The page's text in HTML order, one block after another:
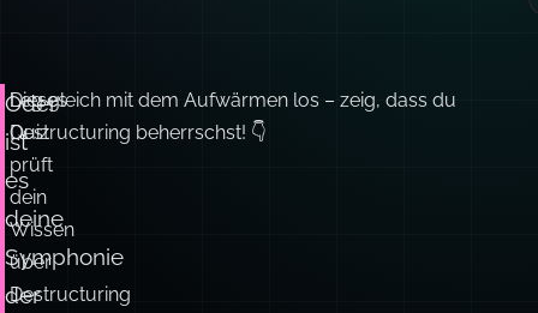
Oder
ist
es
deine
Symphonie
der
Dieses
Quiz
prüft
dein
Wissen
über
Destructuring
Leg gleich mit dem Aufwärmen los – zeig, dass du
Destructuring beherrschst! 👇